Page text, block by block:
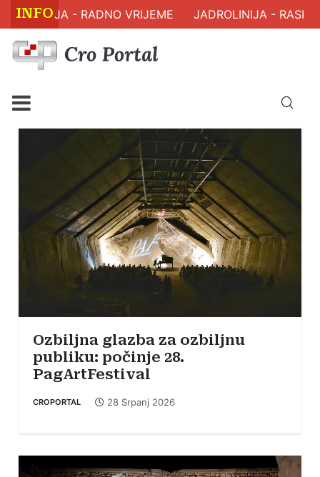
INFO - RADNO VRIJEME JADROLINIJA -
Ozbiljna glazba za ozbiljnu
publiku: počinje 28.
PagArtFestival
CROPORTAL 28 Srpanj 2026